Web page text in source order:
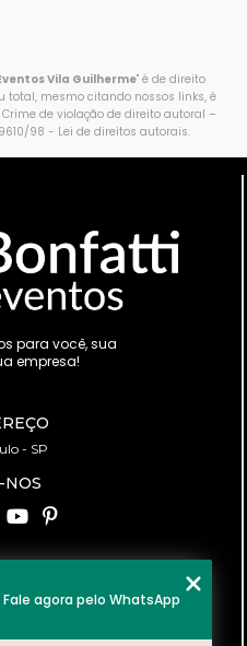
Vila Guilherme" é de direito
total, mesmo citando nossos links, é
de violação de direito autoral –
98 - Lei de direitos autorais.
para você, sua
empresa!
- SP
NOS
2422
Fale agora pelo WhatsApp